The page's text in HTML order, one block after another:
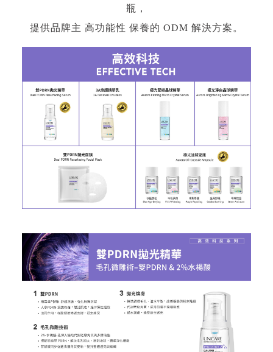
瓶，
提供品牌主 高功能性 保養的 ODM 解決方案。